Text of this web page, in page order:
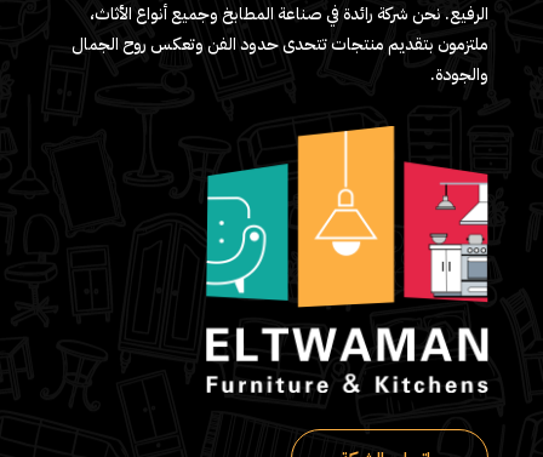
الرفيع. نحن شركة رائدة في صناعة المطابخ وجميع أنواع الأثاث،
ملتزمون بتقديم منتجات تتحدى حدود الفن وتعكس روح الجمال
والجودة.